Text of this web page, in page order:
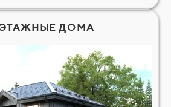
ДОМА